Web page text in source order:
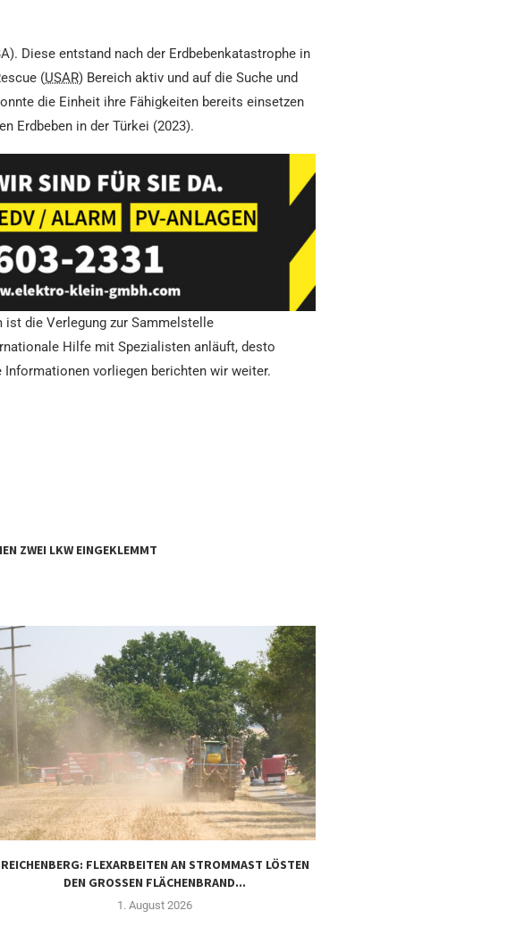
Diese entstand nach der Erdbebenkatastrophe in
(USAR) Bereich aktiv und auf die Suche und
die Einheit ihre Fähigkeiten bereits einsetzen
Erdbeben in der Türkei (2023).
ist die Verlegung zur Sammelstelle
Hilfe mit Spezialisten anläuft, desto
vorliegen berichten wir weiter.
ZWEI LKW EINGEKLEMMT
REICHENBERG: FLEXARBEITEN AN STROMMAST LÖSTEN
DEN GROSSEN FLÄCHENBRAND...
1. August 2026